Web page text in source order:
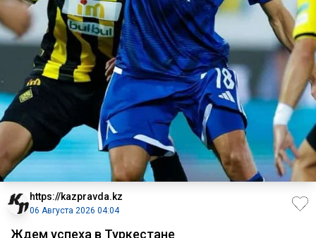
https://kazpravda.kz
06 Августа 2026 04:04
Ждем успеха в Туркестане